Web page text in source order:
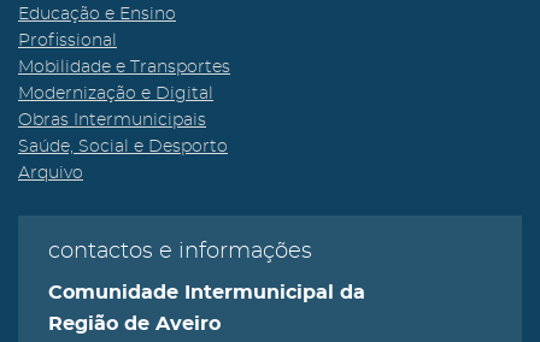
Educação e Ensino
Profissional
Mobilidade e Transportes
Modernização e Digital
Obras Intermunicipais
Saúde, Social e Desporto
Arquivo
contactos e informações
Comunidade Intermunicipal da
Região de Aveiro